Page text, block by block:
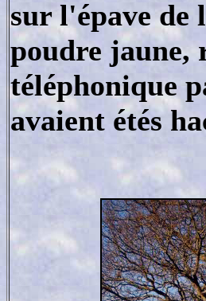
sur l'épave de
poudre jaune,
téléphonique
avaient étés